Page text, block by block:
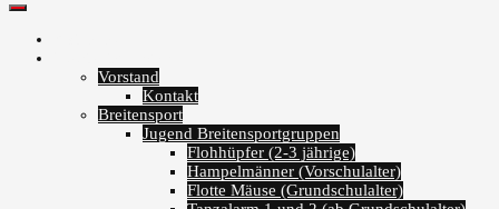
Vorstand
Kontakt
Breitensport
Jugend Breitensportgruppen
Flohhüpfer (2-3 jährige)
Hampelmänner (Vorschulalter)
Flotte Mäuse (Grundschulalter)